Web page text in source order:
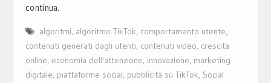
continua.
algoritmi, algoritmo TikTok, comportamento utente,
contenuti generati dagli utenti, contenuti video, crescita
online, economia dell'attenzione, innovazione, marketing
digitale, piattaforme social, pubblicità su TikTok, Social